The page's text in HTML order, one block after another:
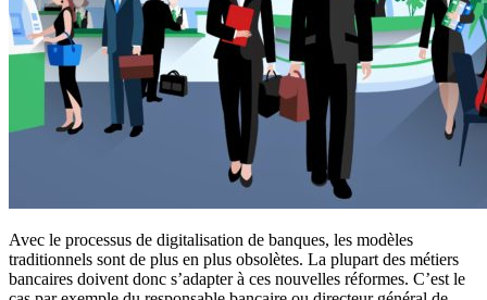
Avec le processus de digitalisation de banques, les modèles
traditionnels sont de plus en plus obsolètes. La plupart des métiers
bancaires doivent donc s’adapter à ces nouvelles réformes. C’est le